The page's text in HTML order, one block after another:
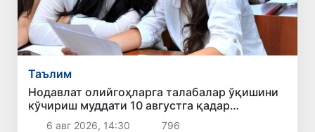
Таълим
Нодавлат олийгоҳларга талабалар ўқишини
кўчириш муддати 10 августга қадар
узайтирилди
6 авг 2026, 14:30 796